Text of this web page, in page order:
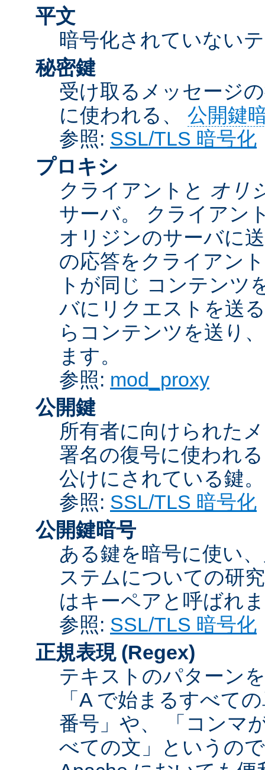
平文
暗号化されていない
秘密鍵
受け取るメッセージ
に使われる、 公開鍵
参照: SSL/TLS 暗号化
プロキシ
クライアントと オリ
サーバ。 クライアン
オリジンのサーバに
の応答をクライアン
トが同じ コンテンツ
バにリクエストを送
らコンテンツを送り
ます。
参照: mod_proxy
公開鍵
所有者に向けられた
署名の復号に使われ
公けにされている鍵。
参照: SSL/TLS 暗号化
公開鍵暗号
ある鍵を暗号に使い
ステムについての研
はキーペアと呼ばれ
参照: SSL/TLS 暗号化
正規表現 (Regex)
テキストのパターン
「A で始まるすべて
番号」や、 「コンマ
べての文」というの